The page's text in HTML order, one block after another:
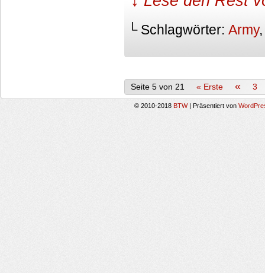
└ Schlagwörter: Army
Seite 5 von 21 « Erste « 3
© 2010-2018 BTW | Präsentiert von